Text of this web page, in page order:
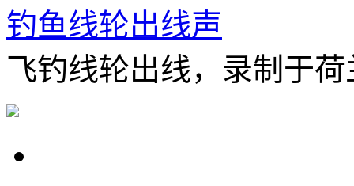
钓鱼线轮出线声
飞钓线轮出线，录制于